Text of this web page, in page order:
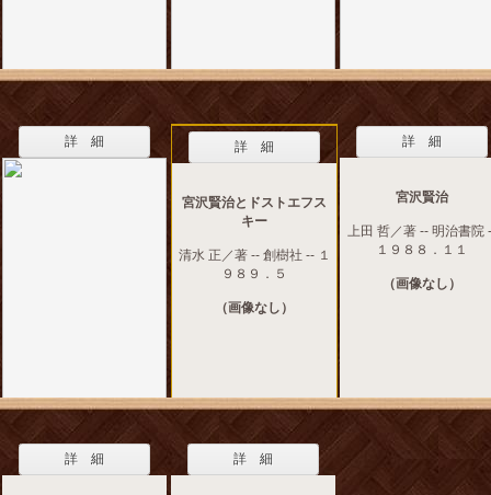
詳 細 詳 細
宮沢賢治とドストエフス
キー
清水 正／著 -- 創樹社 -- １
９８９．５
（画像なし）
詳 細
宮沢賢治
上田 哲／著 -- 明治書院
１９８８．１１
（画像なし）
詳 細 詳 細